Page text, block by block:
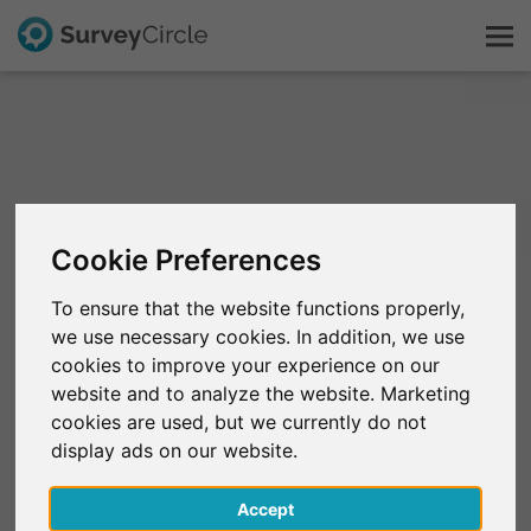
Cookie Preferences
To ensure that the website functions properly,
we use necessary cookies. In addition, we use
cookies to improve your experience on our
website and to analyze the website. Marketing
cookies are used, but we currently do not
display ads on our website.
Accept
FAQ
Regístrate gratis
Iniciar sesión
English